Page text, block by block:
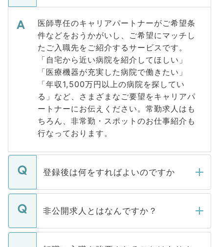
医師専任のキャリアパートナーがご希望条
件などをおうかがいし、ご希望にマッチし
たご入職先をご紹介するサービスです。
「自宅から近い病院を紹介してほしい」
「医療機器が充実した病院で働きたい」
「年収1,500万円以上の病院を探してい
る」など、さまざまなご要望をキャリアパ
ートナーにお伝えください。常勤求人はも
ちろん、非常勤・スポットのお仕事紹介も
行なっております。
登録後は何をすればよいのですか
ご登録いただきましたら、弊社担当者がご
登録内容を確認し、その後メールもしくは
ます。通常、5営業日以内にはご連絡をせて
非公開求人とはなんですか？
マイナビDOCTORで取り扱っている求人の